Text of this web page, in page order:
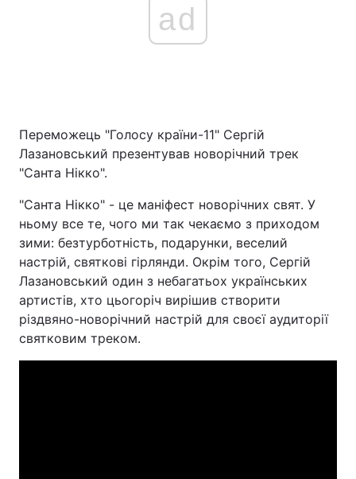
Україна Політика
Спорт Наука
Техно і зв'язок Лайт
Зброя Інциденти
Здоров'я
ad
Переможець "Голосу країни-11" Сергій
Лазановський презентував новорічний трек
"Санта Нікко".
"Санта Нікко" - це маніфест новорічних свят. У
ньому все те, чого ми так чекаємо з приходом
зими: безтурботність, подарунки, веселий
настрій, святкові гірлянди. Окрім того, Сергій
Лазановський один з небагатьох українських
артистів, хто цьогоріч вирішив створити
різдвяно-новорічний настрій для своєї аудиторії
святковим треком.